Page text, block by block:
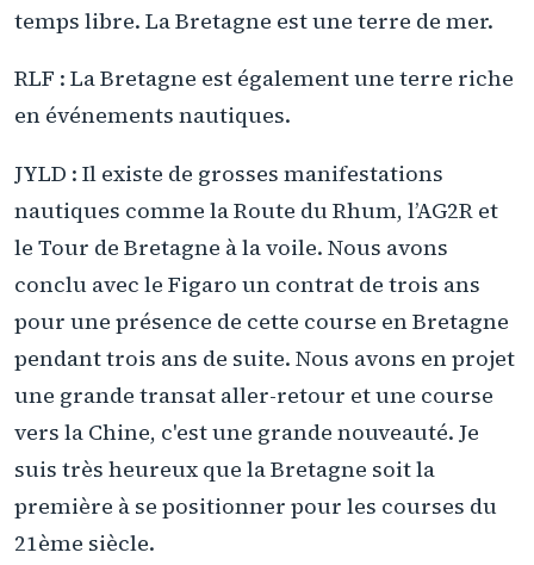
temps libre. La Bretagne est une terre de mer.
RLF : La Bretagne est également une terre riche
en événements nautiques.
JYLD : Il existe de grosses manifestations
nautiques comme la Route du Rhum, l’AG2R et
le Tour de Bretagne à la voile. Nous avons
conclu avec le Figaro un contrat de trois ans
pour une présence de cette course en Bretagne
pendant trois ans de suite. Nous avons en projet
une grande transat aller-retour et une course
vers la Chine, c'est une grande nouveauté. Je
suis très heureux que la Bretagne soit la
première à se positionner pour les courses du
21ème siècle.